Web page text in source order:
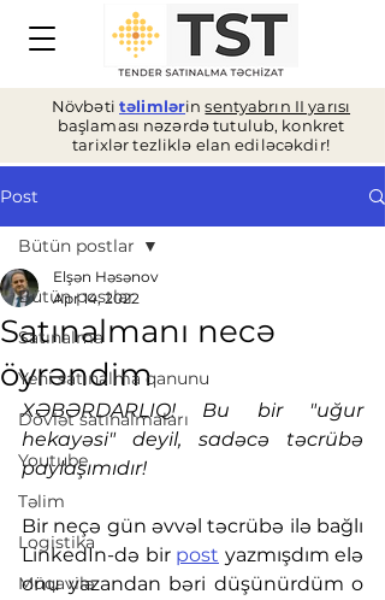
Növbəti təlimlərinsentyabrın II yarısı
başlaması nəzərdə tutulub, konkret
tarixlər tezliklə elan ediləcəkdir!
Post
Bütün postlar
Satınalma
Yeni satınalma qanunu
Dövlət satınalmaları
Youtube
Təlim
Logistika
Müqavilə
Bütün postlar
Satınalmanı necə
öyrəndim
Elşən Həsənov
Apr 14, 2022
XƏBƏRDARLIQ! Bu bir "uğur
hekayəsi" deyil, sadəcə təcrübə
paylaşımıdır!
Bir neçə gün əvvəl təcrübə ilə bağlı
LinkedIn-də bir post yazmışdım elə
onu yazandan bəri düşünürdüm o